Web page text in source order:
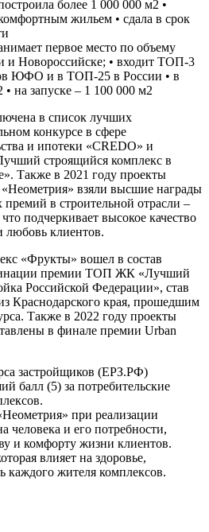
более 1 000 000 м2 •
жильем • сдала в срок
первое место по объему
и Новороссийске; • входит ТОП-3
ЮФО и в ТОП-25 в России • в
на запуске – 1 100 000 м2
в список лучших
конкурсе в сфере
и ипотеки «CREDO» и
строящийся комплекс в
Также в 2021 году проекты
«Неометрия» взяли высшие награды
в строительной отрасли –
подчеркивает высокое качество
любовь клиентов.
«Фрукты» вошел в состав
премии ТОП ЖК «Лучший
Российской Федерации», став
Краснодарского края, прошедшим
Также в 2022 году проекты
в финале премии Urban
застройщиков (ЕРЗ.РФ)
балл (5) за потребительские
при реализации
человека и его потребности,
и комфорту жизни клиентов.
влияет на здоровье,
каждого жителя комплексов.